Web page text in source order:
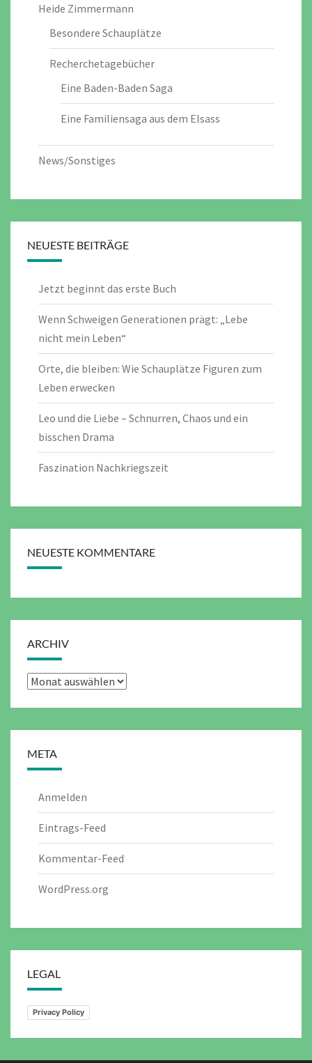
Heide Zimmermann
Besondere Schauplätze
Recherchetagebücher
Eine Baden-Baden Saga
Eine Familiensaga aus dem Elsass
News/Sonstiges
NEUESTE BEITRÄGE
Jetzt beginnt das erste Buch
Wenn Schweigen Generationen prägt: „Lebe
nicht mein Leben“
Orte, die bleiben: Wie Schauplätze Figuren zum
Leben erwecken
Leo und die Liebe – Schnurren, Chaos und ein
bisschen Drama
Faszination Nachkriegszeit
NEUESTE KOMMENTARE
ARCHIV
Archiv
META
Anmelden
Eintrags-Feed
Kommentar-Feed
WordPress.org
LEGAL
Privacy Policy